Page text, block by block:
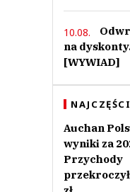
10.08.
na
[WYWIAD]
Auchan
wyniki za
Przychody